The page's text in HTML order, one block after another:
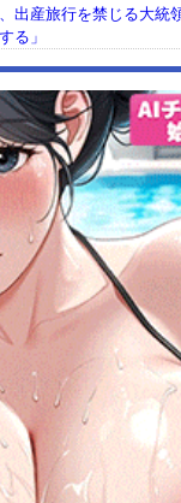
出産旅行を禁じる大統
る」
に子どもたちが続々乱
RSS